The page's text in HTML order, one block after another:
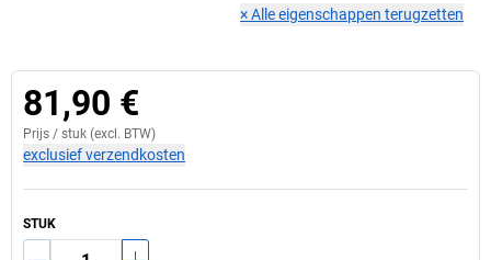
×Alle eigenschappen terugzetten
81,90 €
Prijs / stuk (excl. BTW)
exclusief verzendkosten
STUK